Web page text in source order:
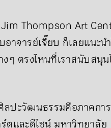
Thompson Art
าจารย์เจี๊ยบ ก็เลยแนะน
ๆ ตรงไหนที่เราสนับสนุ
ลปะวัฒนธรรมคือภาคกา
และดีไซน์ มหาวิทยาลัย